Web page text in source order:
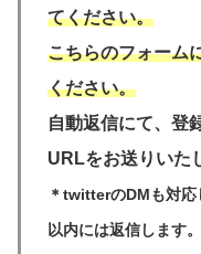
てください。
こちらのフォーム
ください。
自動返信にて、登
URLをお送りいた
＊twitterのDMも対応
以内には返信します。